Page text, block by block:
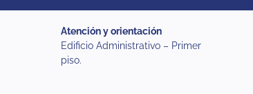
Atención y orientación
Edificio Administrativo – Primer
piso.